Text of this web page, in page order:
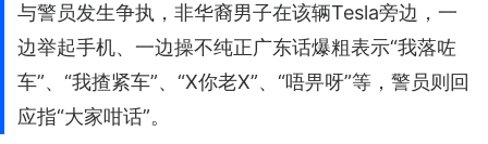
与警员发生争执，非华裔男子在该辆Tesla旁边，一
边举起手机、一边操不纯正广东话爆粗表示“我落咗
车”、“我揸紧车”、“X你老X”、“唔畀呀”等，警员则回
应指“大家咁话”。